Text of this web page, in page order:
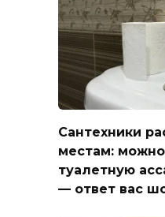
Сантехники
местам:
туалетную
— ответ вас